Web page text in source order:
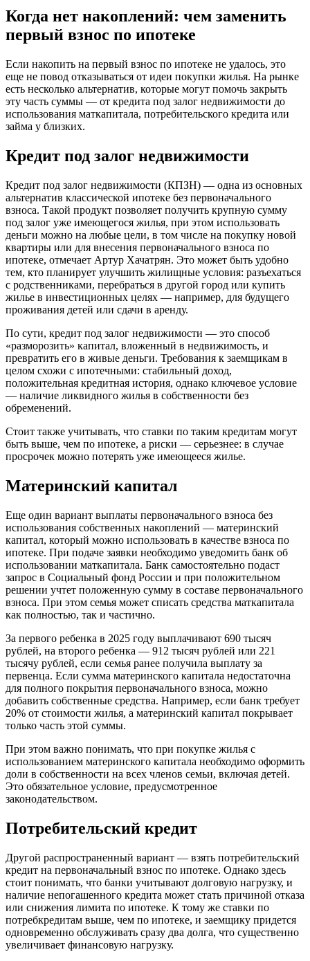
Когда нет накоплений: чем заменить
первый взнос по ипотеке
Если накопить на первый взнос по ипотеке не удалось, это
еще не повод отказываться от идеи покупки жилья. На рынке
есть несколько альтернатив, которые могут помочь закрыть
эту часть суммы — от кредита под залог недвижимости до
использования маткапитала, потребительского кредита или
займа у близких.
Кредит под залог недвижимости
Кредит под залог недвижимости (КПЗН) — одна из основных
альтернатив классической ипотеке без первоначального
взноса. Такой продукт позволяет получить крупную сумму
под залог уже имеющегося жилья, при этом использовать
деньги можно на любые цели, в том числе на покупку новой
квартиры или для внесения первоначального взноса по
ипотеке, отмечает Артур Хачатрян. Это может быть удобно
тем, кто планирует улучшить жилищные условия: разъехаться
с родственниками, перебраться в другой город или купить
жилье в инвестиционных целях — например, для будущего
проживания детей или сдачи в аренду.
По сути, кредит под залог недвижимости — это способ
«разморозить» капитал, вложенный в недвижимость, и
превратить его в живые деньги. Требования к заемщикам в
целом схожи с ипотечными: стабильный доход,
положительная кредитная история, однако ключевое условие
— наличие ликвидного жилья в собственности без
обременений.
Стоит также учитывать, что ставки по таким кредитам могут
быть выше, чем по ипотеке, а риски — серьезнее: в случае
просрочек можно потерять уже имеющееся жилье.
Материнский капитал
Еще один вариант выплаты первоначального взноса без
использования собственных накоплений — материнский
капитал, который можно использовать в качестве взноса по
ипотеке. При подаче заявки необходимо уведомить банк об
использовании маткапитала. Банк самостоятельно подаст
запрос в Социальный фонд России и при положительном
решении учтет положенную сумму в составе первоначального
взноса. При этом семья может списать средства маткапитала
как полностью, так и частично.
За первого ребенка в 2025 году выплачивают 690 тысяч
рублей, на второго ребенка — 912 тысяч рублей или 221
тысячу рублей, если семья ранее получила выплату за
первенца. Если сумма материнского капитала недостаточна
для полного покрытия первоначального взноса, можно
добавить собственные средства. Например, если банк требует
20% от стоимости жилья, а материнский капитал покрывает
только часть этой суммы.
При этом важно понимать, что при покупке жилья с
использованием материнского капитала необходимо оформить
доли в собственности на всех членов семьи, включая детей.
Это обязательное условие, предусмотренное
законодательством.
Потребительский кредит
Другой распространенный вариант — взять потребительский
кредит на первоначальный взнос по ипотеке. Однако здесь
стоит понимать, что банки учитывают долговую нагрузку, и
наличие непогашенного кредита может стать причиной отказа
или снижения лимита по ипотеке. К тому же ставки по
потребкредитам выше, чем по ипотеке, и заемщику придется
одновременно обслуживать сразу два долга, что существенно
увеличивает финансовую нагрузку.